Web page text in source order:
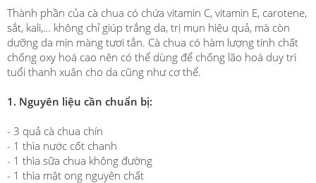
Thành phần của cà chua có chứa vitamin C, vitamin E, carotene,
sắt, kali,… không chỉ giúp trắng da, trị mụn hiệu quả, mà còn
dưỡng da mịn màng tươi tắn. Cà chua có hàm lượng tinh chất
chống oxy hoá cao nên có thể dùng để chống lão hoá duy trì
tuổi thanh xuân cho da cũng như cơ thể.
1. Nguyên liệu cần chuẩn bị:
- 3 quả cà chua chín
- 1 thìa nước cốt chanh
- 1 thìa sữa chua không đường
- 1 thìa mật ong nguyên chất